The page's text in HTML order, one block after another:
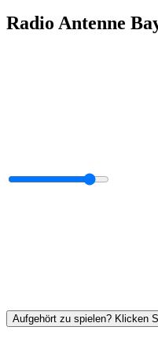
Radio Antenne
Aufgehört zu spielen? Klicken